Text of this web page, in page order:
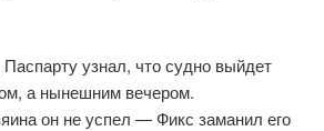
узнал, что судно выйдет
а нынешним вечером.
он не успел — Фикс заманил его